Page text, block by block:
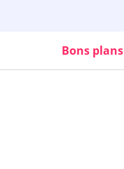
Bons plans